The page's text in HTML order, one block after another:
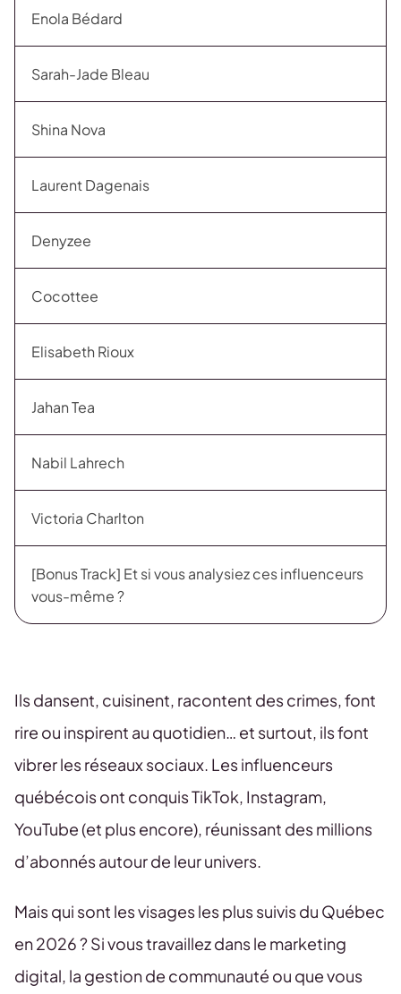
Enola Bédard
Sarah-Jade Bleau
Shina Nova
Laurent Dagenais
Denyzee
Cocottee
Elisabeth Rioux
Jahan Tea
Nabil Lahrech
Victoria Charlton
[Bonus Track] Et si vous analysiez ces influenceurs
vous-même ?
Ils dansent, cuisinent, racontent des crimes, font
rire ou inspirent au quotidien… et surtout, ils font
vibrer les réseaux sociaux. Les influenceurs
québécois ont conquis TikTok, Instagram,
YouTube (et plus encore), réunissant des millions
d’abonnés autour de leur univers.
Mais qui sont les visages les plus suivis du Québec
en 2026 ? Si vous travaillez dans le marketing
digital, la gestion de communauté ou que vous